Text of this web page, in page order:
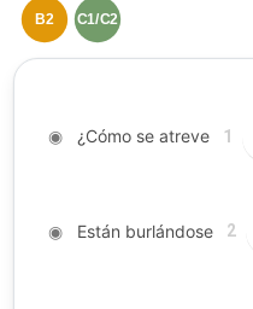
B2 C1/C2
◉¿Cómo se atreve 1
◉Están burlándose 2